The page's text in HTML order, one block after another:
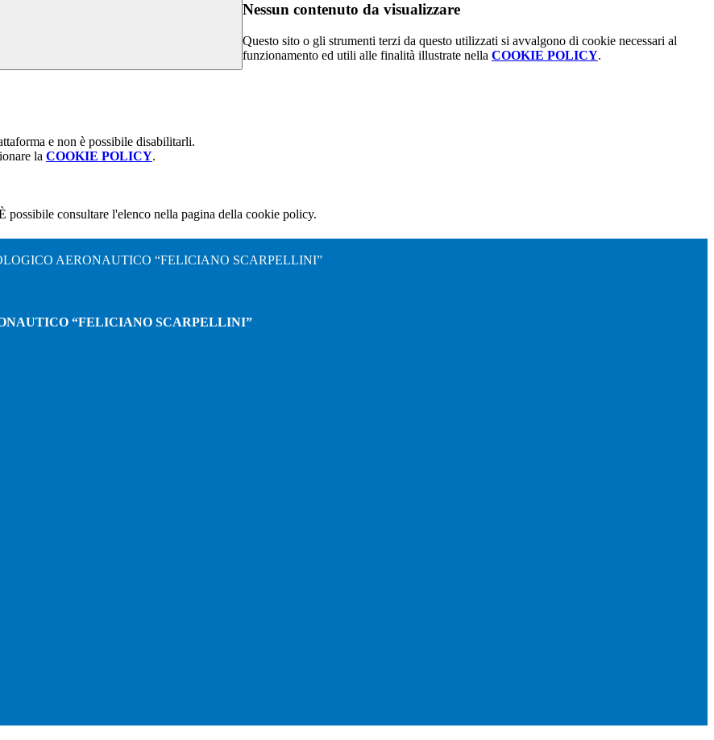
Nessun contenuto da visualizzare
Questo sito o gli strumenti terzi da questo utilizzati si avvalgono di cookie necessari al
funzionamento ed utili alle finalità illustrate nella COOKIE POLICY.
e non è possibile disabilitarli.
la COOKIE POLICY.
possibile consultare l'elenco nella pagina della cookie policy.
AERONAUTICO “FELICIANO SCARPELLINI”
“FELICIANO SCARPELLINI”